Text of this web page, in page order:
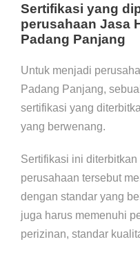
Sertifikasi yang
perusahaan Jasa
Padang Panjang
Untuk menjadi
Padang Panjang,
sertifikasi yang
yang berwenang.
Sertifikasi ini
perusahaan tersebut
dengan standar yang
juga harus memenuhi
perizinan, standar